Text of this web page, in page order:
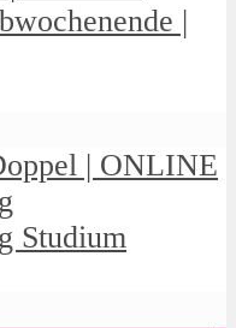
|
| ONLINE
Studium